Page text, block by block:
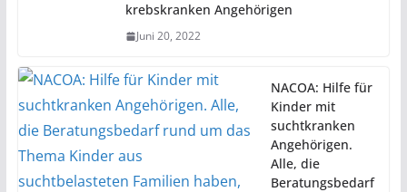
krebskranken Angehörigen
Juni 20, 2022
NACOA: Hilfe für
Kinder mit
suchtkranken
Angehörigen.
Alle, die
Beratungsbedarf